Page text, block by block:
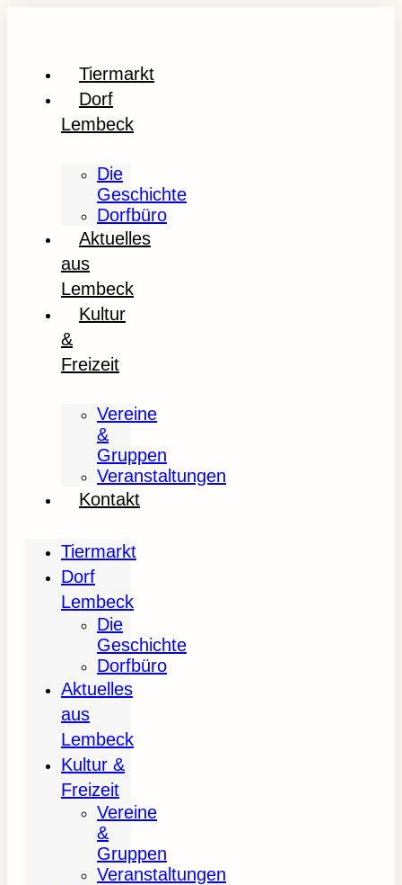
Tiermarkt
Dorf
Lembeck
Die
Geschichte
Dorfbüro
Aktuelles
aus
Lembeck
Kultur
&
Freizeit
Vereine
&
Gruppen
Veranstaltungen
Kontakt
Tiermarkt
Dorf
Lembeck
Die
Geschichte
Dorfbüro
Aktuelles
aus
Lembeck
Kultur &
Freizeit
Vereine
&
Gruppen
Veranstaltungen